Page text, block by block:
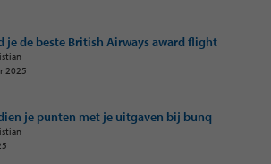
je de beste British Airways award flight
2025
je punten met je uitgaven bij bunq